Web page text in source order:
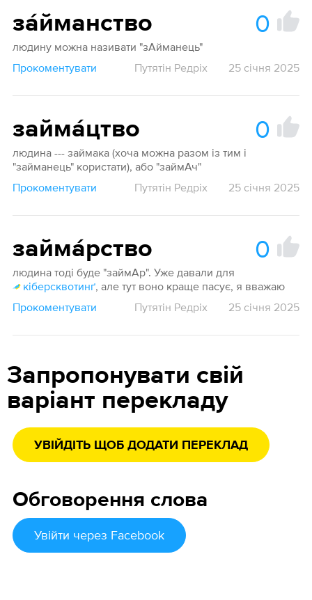
за́йманство 0
людину можна називати "зАйманець"
Прокоментувати
Путятін Редріх 25 січня 2025
займа́цтво 0
людина --- займака (хоча можна разом із тим і
"займанець" користати), або "займАч"
Прокоментувати
Путятін Редріх 25 січня 2025
займа́рство 0
людина тоді буде "займАр". Уже давали для
кіберсквотинґ, але тут воно краще пасує, я вважаю
Прокоментувати
Путятін Редріх 25 січня 2025
Запропонувати свій
варіант перекладу
УВІЙДІТЬ ЩОБ ДОДАТИ ПЕРЕКЛАД
Обговорення слова
Увійти через Facebook